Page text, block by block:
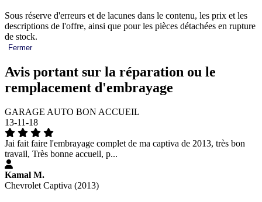
Sous réserve d'erreurs et de lacunes dans le contenu, les prix et les
descriptions de l'offre, ainsi que pour les pièces détachées en rupture
de stock.
Fermer
Avis portant sur la réparation ou le
remplacement d'embrayage
GARAGE AUTO BON ACCUEIL
13-11-18
Jai fait faire l'embrayage complet de ma captiva de 2013, très bon
travail, Très bonne accueil, p...
Kamal M.
Chevrolet Captiva (2013)